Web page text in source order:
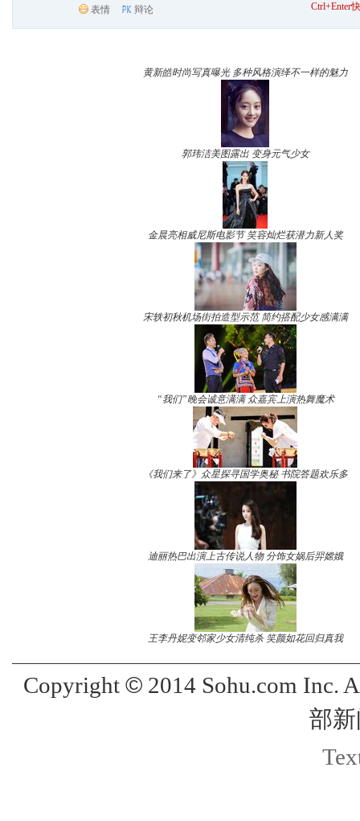
表情 辩论 Ctrl+Enter
黄新皓时尚写真曝光 多种风格演绎不一样的魅力
郭玮洁美图露出 变身元气少女
金晨亮相威尼斯电影节 笑容灿烂获潜力新人奖
宋轶初秋机场街拍造型示范 简约搭配少女感满满
“我们”晚会诚意满满 众嘉宾上演热舞魔术
《我们来了》众星探寻国学奥秘 书院答题欢乐多
迪丽热巴出演上古传说人物 分饰女娲后羿嫦娥
王李丹妮变邻家少女清纯杀 笑颜如花回归真我
Copyright ©2014 Sohu.com Inc.
部